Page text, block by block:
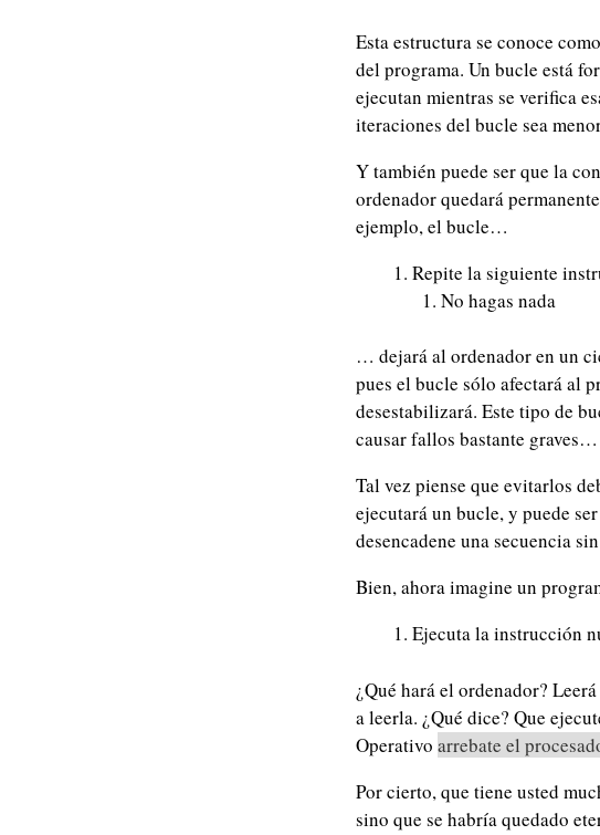
Esta estructura se conoce
del programa. Un bucle está
ejecutan mientras se verifica
iteraciones del bucle sea
Y también puede ser que la
ordenador quedará
ejemplo, el bucle…
Repite la siguiente
No hagas nada
… dejará al ordenador en un
pues el bucle sólo afectará al
desestabilizará. Este tipo de
causar fallos bastante graves…
Tal vez piense que evitarlos
ejecutará un bucle, y puede
desencadene una secuencia
Bien, ahora imagine un
Ejecuta la instrucción
¿Qué hará el ordenador?
a leerla. ¿Qué dice? Que
Operativo arrebate el
Por cierto, que tiene usted
sino que se habría quedado